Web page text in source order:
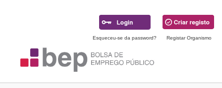
Esqueceu-se da password? Registar Organismo